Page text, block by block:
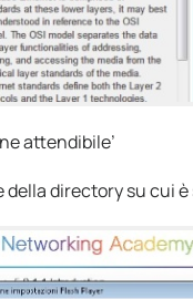
attendibile’
della directory su cui